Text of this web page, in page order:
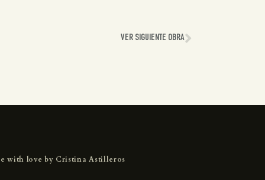
VER SIGUIENTE OBRA
with love by Cristina Astilleros